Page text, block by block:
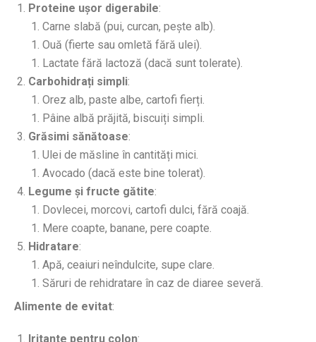
Proteine ușor digerabile:
Carne slabă (pui, curcan, pește alb).
Ouă (fierte sau omletă fără ulei).
Lactate fără lactoză (dacă sunt tolerate).
Carbohidrați simpli:
Orez alb, paste albe, cartofi fierți.
Pâine albă prăjită, biscuiți simpli.
Grăsimi sănătoase:
Ulei de măsline în cantități mici.
Avocado (dacă este bine tolerat).
Legume și fructe gătite:
Dovlecei, morcovi, cartofi dulci, fără coajă.
Mere coapte, banane, pere coapte.
Hidratare:
Apă, ceaiuri neîndulcite, supe clare.
Săruri de rehidratare în caz de diaree severă.
Alimente de evitat:
Iritante pentru colon: